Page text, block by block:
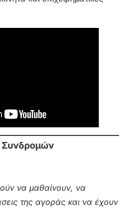
Συνδρομών
να μαθαίνουν, να
της αγοράς και να έχουν